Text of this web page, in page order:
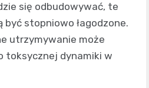
się odbudowywać, te
być stopniowo łagodzone.
utrzymywanie może
toksycznej dynamiki w